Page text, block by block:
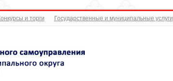
и торги Государственные и муниципальные услуги